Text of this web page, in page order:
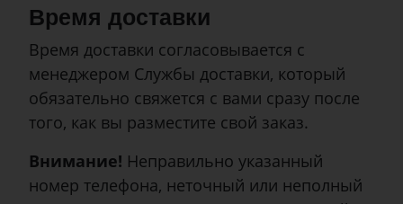
Время доставки
Время доставки согласовывается с
менеджером Службы доставки, который
обязательно свяжется с вами сразу после
того, как вы разместите свой заказ.
Внимание! Неправильно указанный
номер телефона, неточный или неполный